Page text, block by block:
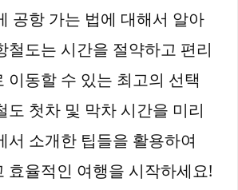
공항 가는 법에 대해서 알아
철도는 시간을 절약하고 편리
이동할 수 있는 최고의 선택
도 첫차 및 막차 시간을 미리
서 소개한 팁들을 활용하여
효율적인 여행을 시작하세요!